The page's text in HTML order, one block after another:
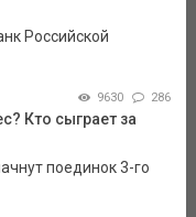
Российской
9630 286
Кто сыграет за
поединок 3-го